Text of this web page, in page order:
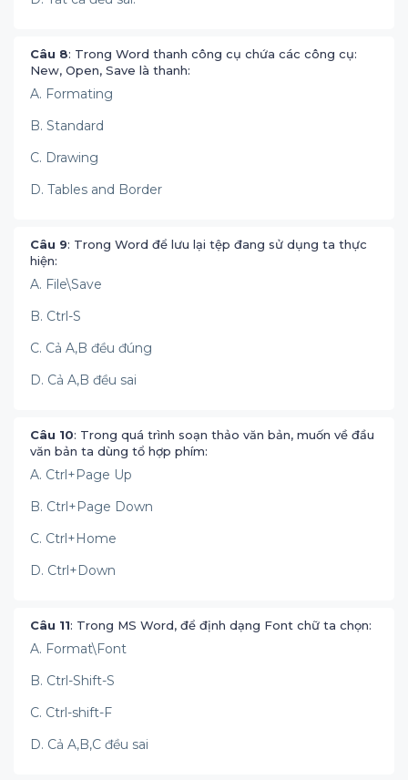
Câu 8: Trong Word thanh công cụ chứa các công cụ:
New, Open, Save là thanh:
A. Formating
B. Standard
C. Drawing
D. Tables and Border
Câu 9: Trong Word để lưu lại tệp đang sử dụng ta thực
hiện:
A. File\Save
B. Ctrl-S
C. Cả A,B đều đúng
D. Cả A,B đều sai
Câu 10: Trong quá trình soạn thảo văn bản, muốn về đầu
văn bản ta dùng tổ hợp phím:
A. Ctrl+Page Up
B. Ctrl+Page Down
C. Ctrl+Home
D. Ctrl+Down
Câu 11: Trong MS Word, để định dạng Font chữ ta chọn:
A. Format\Font
B. Ctrl-Shift-S
C. Ctrl-shift-F
D. Cả A,B,C đều sai